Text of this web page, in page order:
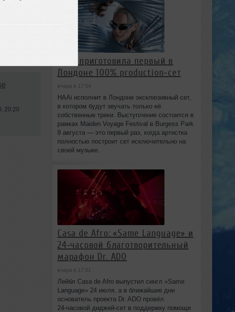
20:20
HAAi приготовила первый в
Лондоне 100% production‑сет
вчера в 17:54
HAAi исполнит в Лондоне эксклюзивный сет,
в котором будут звучать только её
собственные треки. Выступление состоится в
рамках Maiden Voyage Festival в Burgess Park
8 августа — это первый раз, когда артистка
полностью построит сет исключительно на
своей музыке.
Casa de Afro: «Same Language» и
24‑часовой благотворительный
марафон Dr. ADO
вчера в 17:01
Лейбл Casa de Afro выпустил сингл «Same
Language» 24 июля, а в ближайшие дни
основатель проекта Dr. ADO провёл
24‑часовой диджей‑сет в поддержку помощи